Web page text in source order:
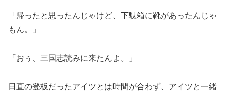
「帰ったと思ったんじゃけど、下駄箱に靴があったんじゃ
もん。」
「おぅ、三国志読みに来たんよ。」
日直の登板だったアイツとは時間が合わず、アイツと一緒